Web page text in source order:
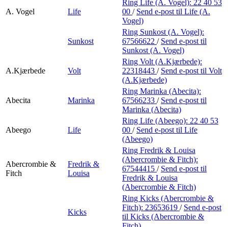
Min Shopping-app
A. Vogel Life
Ring Life (A. Vogel): 22 40 53
00 / Send e-post til Life (A.
Vogel)
Sunkost
Ring Sunkost (A. Vogel):
67566622 / Send e-post til
Sunkost (A. Vogel)
A.Kjærbede Volt
Ring Volt (A.Kjærbede):
22318443 / Send e-post til Volt
(A.Kjærbede)
Abecita Marinka
Ring Marinka (Abecita):
67566233 / Send e-post til
Marinka (Abecita)
Abeego Life
Ring Life (Abeego): 22 40 53
00 / Send e-post til Life
(Abeego)
Abercrombie &
Fitch
Fredrik &
Louisa
Ring Fredrik & Louisa
(Abercrombie & Fitch):
67544415 / Send e-post til
Fredrik & Louisa
(Abercrombie & Fitch)
Kicks
Ring Kicks (Abercrombie &
Fitch): 23653619 / Send e-post
til Kicks (Abercrombie &